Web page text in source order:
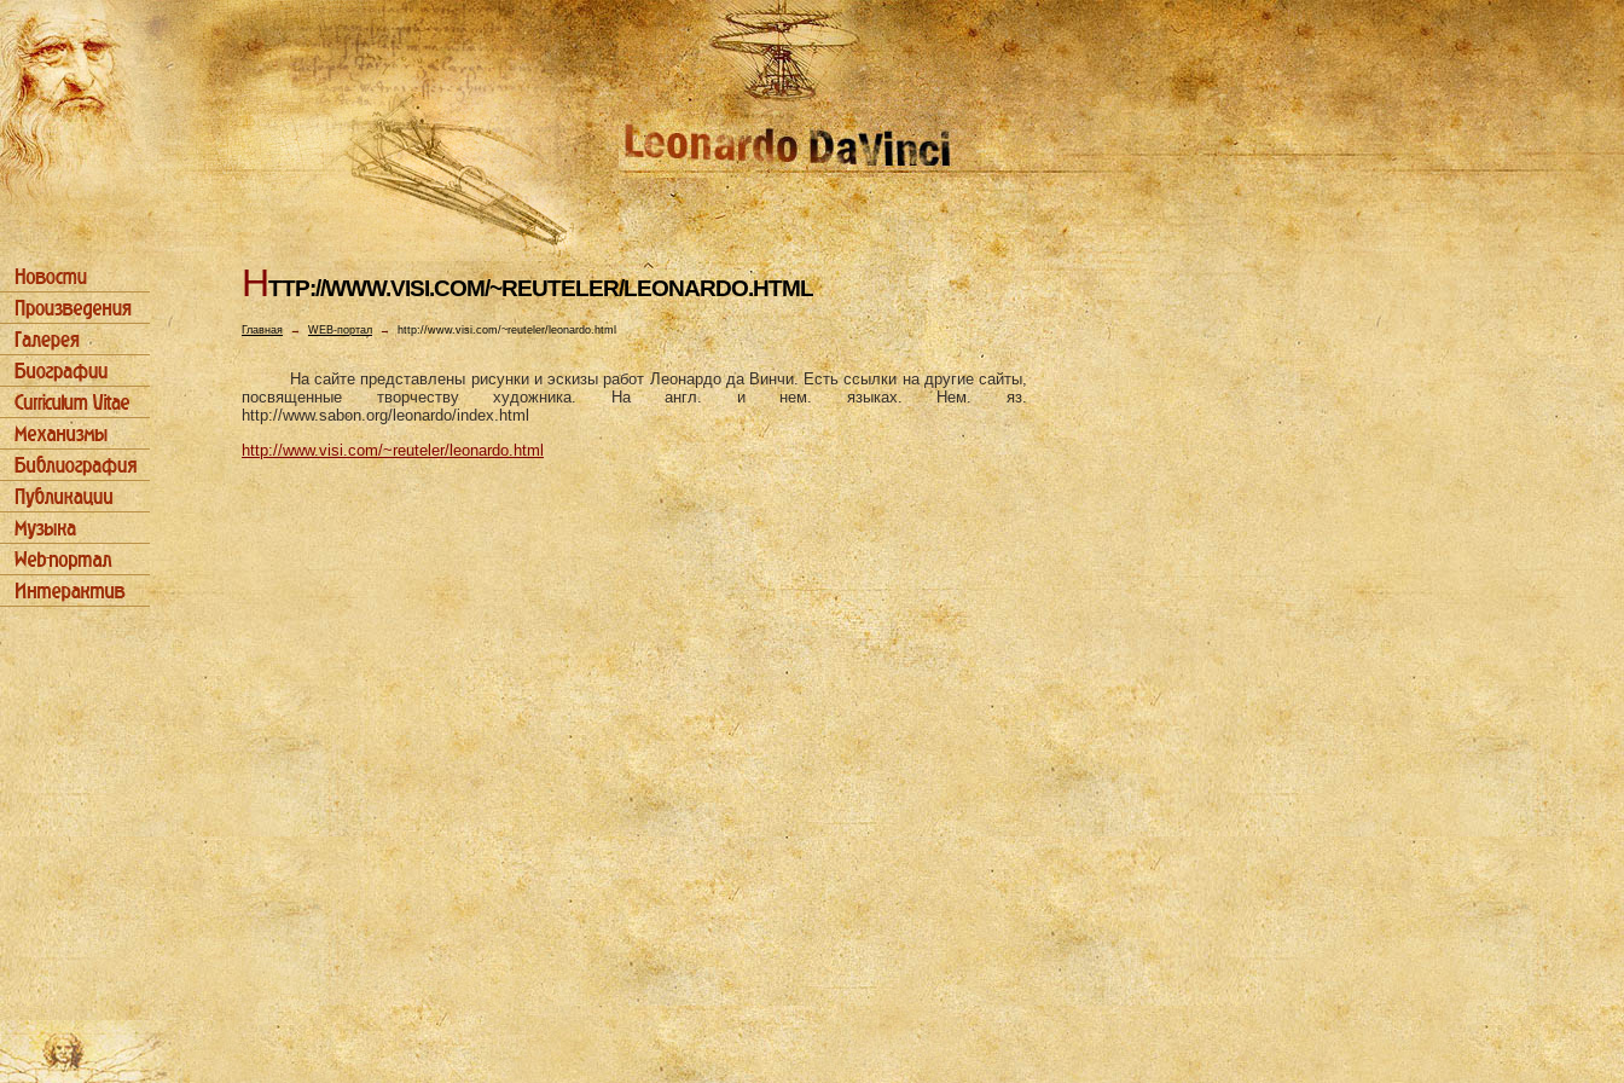
HTTP://WWW.VISI.COM/~REUTELER/LEONARDO.HTML
Главная→ WEB-портал → http://www.visi.com/~reuteler/leonardo.html
На сайте представлены рисунки и эскизы работ Леонардо да Винчи. Есть ссылки на другие сайты,
посвященные творчеству художника. На англ. и нем. языках. Нем. яз.
http://www.sabon.org/leonardo/index.html
http://www.visi.com/~reuteler/leonardo.html